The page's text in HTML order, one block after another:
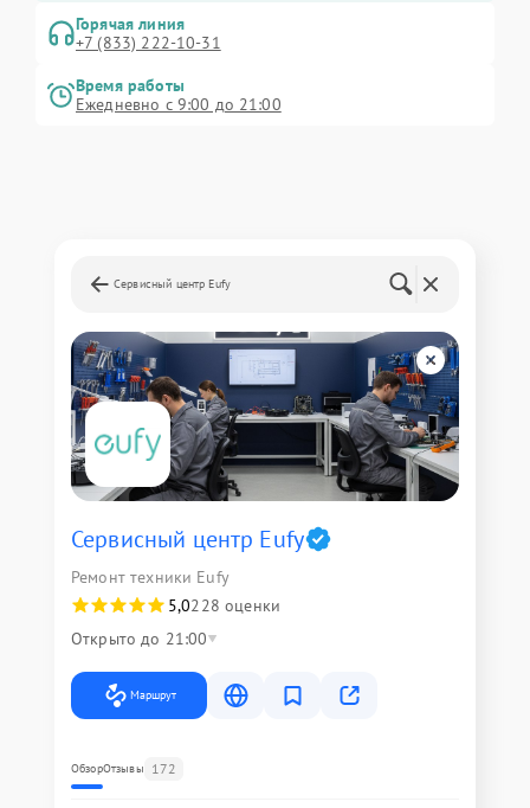
Горячая линия
+7 (833) 222-10-31
Время работы
Ежедневно с 9:00 до 21:00
Сервисный центр Eufy
Сервисный центр Eufy
Ремонт техники Eufy
5,0228 оценки
Открыто до 21:00
Маршрут
ОбзорОтзывы 172